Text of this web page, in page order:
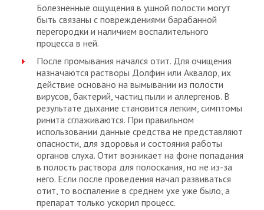
Болезненные ощущения в ушной полости могут
быть связаны с повреждениями барабанной
перегородки и наличием воспалительного
процесса в ней.
После промывания начался отит. Для очищения
назначаются растворы Долфин или Аквалор, их
действие основано на вымывании из полости
вирусов, бактерий, частиц пыли и аллергенов. В
результате дыхание становится легким, симптомы
ринита сглаживаются. При правильном
использовании данные средства не представляют
опасности, для здоровья и состояния работы
органов слуха. Отит возникает на фоне попадания
в полость раствора для полоскания, но не из-за
него. Если после проведения начал развиваться
отит, то воспаление в среднем ухе уже было, а
препарат только ускорил процесс.